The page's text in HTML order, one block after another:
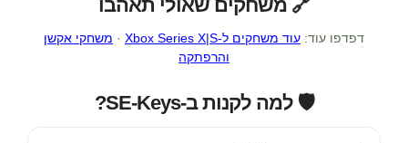
🔗 משחקים שאולי תאהבו
דפדפו עוד: עוד משחקים ל-Xbox Series X|S · משחקי אקשן
והרפתקה
🛡️ למה לקנות ב-SE-Keys?